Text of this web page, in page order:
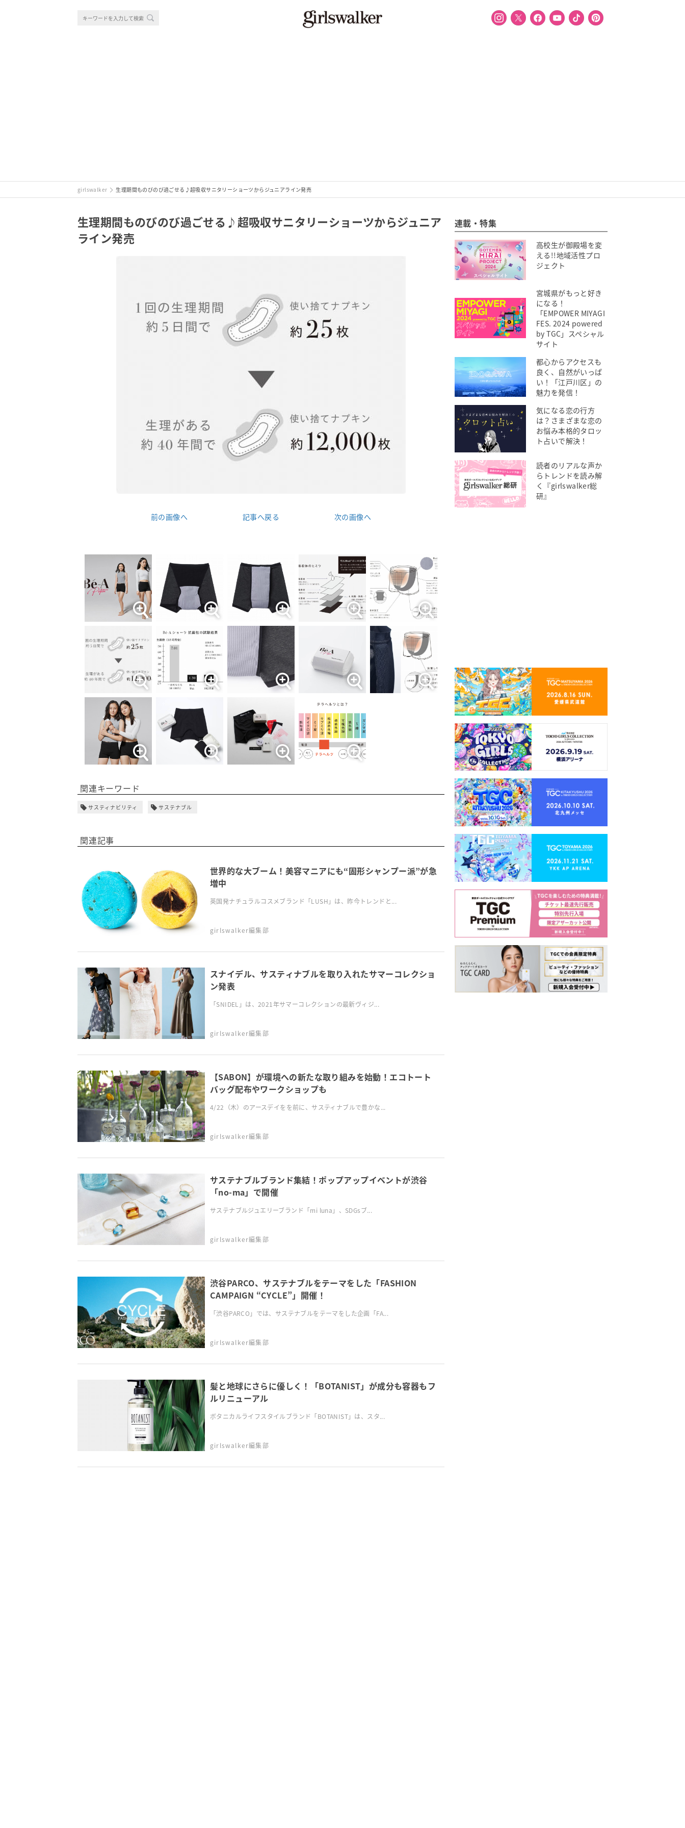
girlswalker 生理期間ものびのび過ごせる♪超吸収サニタリーショーツからジュニアライン発売
生理期間ものびのび過ごせる♪超吸収サニタリーショーツからジュニア
ライン発売
前の画像へ 記事へ戻る 次の画像へ
関連キーワード
サスティナビリティ サステナブル
関連記事
世界的な大ブーム！美容マニアにも“固形シャンプー派”が急
増中
英国発ナチュラルコスメブランド「LUSH」は、昨今トレンドと...
girlswalker編集部
スナイデル、サスティナブルを取り入れたサマーコレクショ
ン発表
「SNIDEL」は、2021年サマーコレクションの最新ヴィジ...
girlswalker編集部
【SABON】が環境への新たな取り組みを始動！エコトート
バッグ配布やワークショップも
4/22（木）のアースデイをを前に​、サスティナブルで豊かな...
girlswalker編集部
サステナブルブランド集結！ポップアップイベントが渋谷
「no-ma」で開催
サステナブルジュエリーブランド「mi luna」、SDGsブ...
girlswalker編集部
渋谷PARCO、サステナブルをテーマをした「FASHION
CAMPAIGN “CYCLE”」開催！
「渋谷PARCO」では、サステナブルをテーマをした企画「FA...
girlswalker編集部
髪と地球にさらに優しく！「BOTANIST」が成分も容器もフ
ルリニューアル
ボタニカルライフスタイルブランド「BOTANIST」は、スタ...
girlswalker編集部
連載・特集
高校生が御殿場を変
える!!地域活性プロ
ジェクト
宮城県がもっと好き
になる！
「EMPOWER MIYAGI
FES. 2024 powered
by TGC」スペシャル
サイト
都心からアクセスも
良く、自然がいっぱ
い！「江戸川区」の
魅力を発信！
気になる恋の行方
は？さまざまな恋の
お悩み本格的タロッ
ト占いで解決！
読者のリアルな声か
らトレンドを読み解
く『girlswalker総
研』